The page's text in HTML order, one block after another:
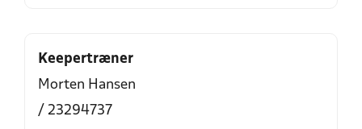
Keepertræner
Morten Hansen
/ 23294737